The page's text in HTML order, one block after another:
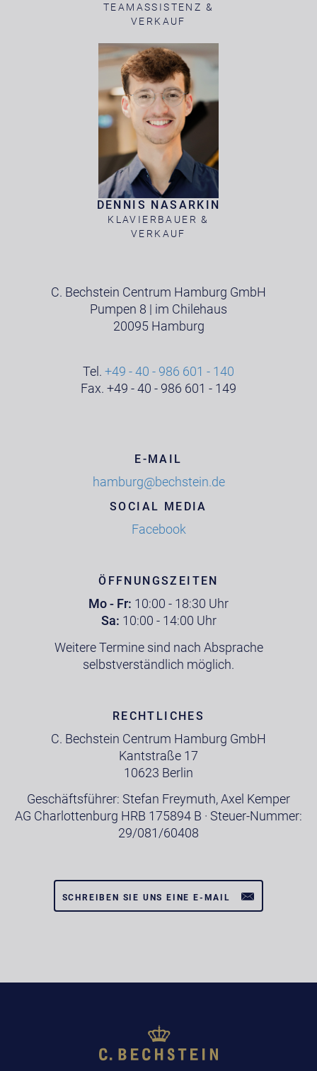
TEAMASSISTENZ &
VERKAUF
DENNIS NASARKIN
KLAVIERBAUER &
VERKAUF
C. Bechstein Centrum Hamburg GmbH
Pumpen 8 | im Chilehaus
20095 Hamburg
Tel. +49 - 40 - 986 601 - 140
Fax. +49 - 40 - 986 601 - 149
E-MAIL
hamburg@bechstein.de
SOCIAL MEDIA
Facebook
ÖFFNUNGSZEITEN
Mo - Fr: 10:00 - 18:30 Uhr
Sa: 10:00 - 14:00 Uhr
Weitere Termine sind nach Absprache
selbstverständlich möglich.
RECHTLICHES
C. Bechstein Centrum Hamburg GmbH
Kantstraße 17
10623 Berlin
Geschäftsführer: Stefan Freymuth, Axel Kemper
AG Charlottenburg HRB 175894 B · Steuer-Nummer:
29/081/60408
SCHREIBEN SIE UNS EINE E-MAIL